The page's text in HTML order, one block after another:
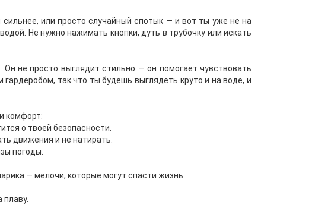
или просто случайный спотык — и вот ты уже не на
Не нужно нажимать кнопки, дуть в трубочку или искать
не просто выглядит стильно — он помогает чувствовать
так что ты будешь выглядеть круто и на воде, и
комфорт:
о твоей безопасности.
движения и не натирать.
погоды.
— мелочи, которые могут спасти жизнь.